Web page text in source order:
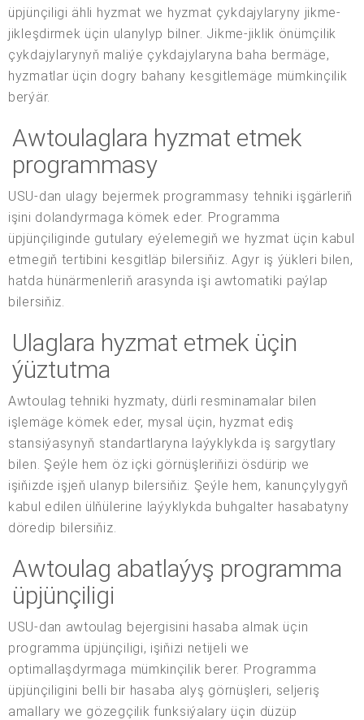
üpjünçiligi ähli hyzmat we hyzmat çykdajylaryny jikme-
jikleşdirmek üçin ulanylyp bilner. Jikme-jiklik önümçilik
çykdajylarynyň maliýe çykdajylaryna baha bermäge,
hyzmatlar üçin dogry bahany kesgitlemäge mümkinçilik
berýär.
Awtoulaglara hyzmat etmek
programmasy
USU-dan ulagy bejermek programmasy tehniki işgärleriň
işini dolandyrmaga kömek eder. Programma
üpjünçiliginde gutulary eýelemegiň we hyzmat üçin kabul
etmegiň tertibini kesgitläp bilersiňiz. Agyr iş ýükleri bilen,
hatda hünärmenleriň arasynda işi awtomatiki paýlap
bilersiňiz.
Ulaglara hyzmat etmek üçin
ýüztutma
Awtoulag tehniki hyzmaty, dürli resminamalar bilen
işlemäge kömek eder, mysal üçin, hyzmat ediş
stansiýasynyň standartlaryna laýyklykda iş sargytlary
bilen. Şeýle hem öz içki görnüşleriňizi ösdürip we
işiňizde işjeň ulanyp bilersiňiz. Şeýle hem, kanunçylygyň
kabul edilen ülňülerine laýyklykda buhgalter hasabatyny
döredip bilersiňiz.
Awtoulag abatlaýyş programma
üpjünçiligi
USU-dan awtoulag bejergisini hasaba almak üçin
programma üpjünçiligi, işiňizi netijeli we
optimallaşdyrmaga mümkinçilik berer. Programma
üpjünçiligini belli bir hasaba alyş görnüşleri, seljeriş
amallary we gözegçilik funksiýalary üçin düzüp